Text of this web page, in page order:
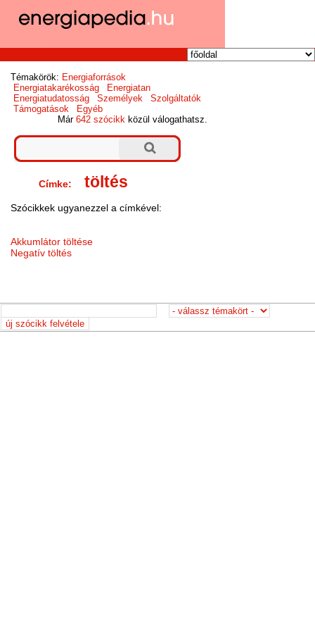
Témakörök: Energiaforrások
Energiatakarékosság
Energiatan
Energiatudatosság
Személyek
Szolgáltatók
Támogatások
Egyéb
Már642 szócikk közül válogathatsz.
Címke: töltés
Szócikkek ugyanezzel a címkével:
Akkumlátor töltése
Negatív töltés